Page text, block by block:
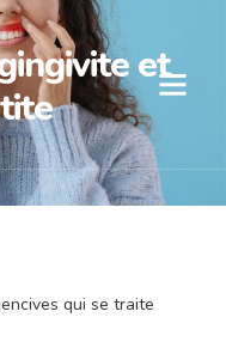
et
qui se traite